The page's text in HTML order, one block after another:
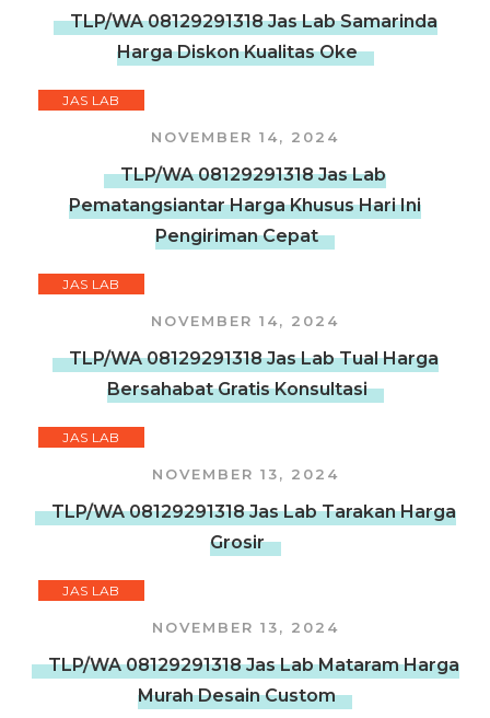
TLP/WA 08129291318 Jas Lab Samarinda
Harga Diskon Kualitas Oke
JAS LAB
NOVEMBER 14, 2024
TLP/WA 08129291318 Jas Lab
Pematangsiantar Harga Khusus Hari Ini
Pengiriman Cepat
JAS LAB
NOVEMBER 14, 2024
TLP/WA 08129291318 Jas Lab Tual Harga
Bersahabat Gratis Konsultasi
JAS LAB
NOVEMBER 13, 2024
TLP/WA 08129291318 Jas Lab Tarakan Harga
Grosir
JAS LAB
NOVEMBER 13, 2024
TLP/WA 08129291318 Jas Lab Mataram Harga
Murah Desain Custom